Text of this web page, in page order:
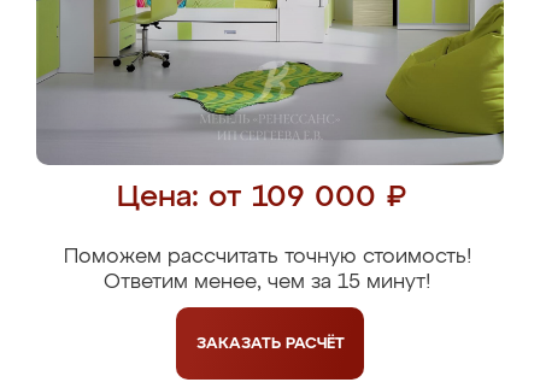
Цена: от 109 000 ₽
Поможем рассчитать точную стоимость!
Ответим менее, чем за 15 минут!
ЗАКАЗАТЬ РАСЧЁТ